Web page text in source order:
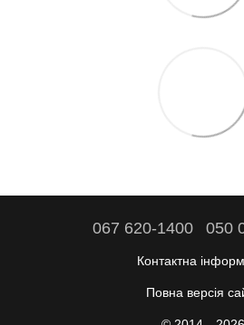
067 620-1400 050
Контактна
Повна версія